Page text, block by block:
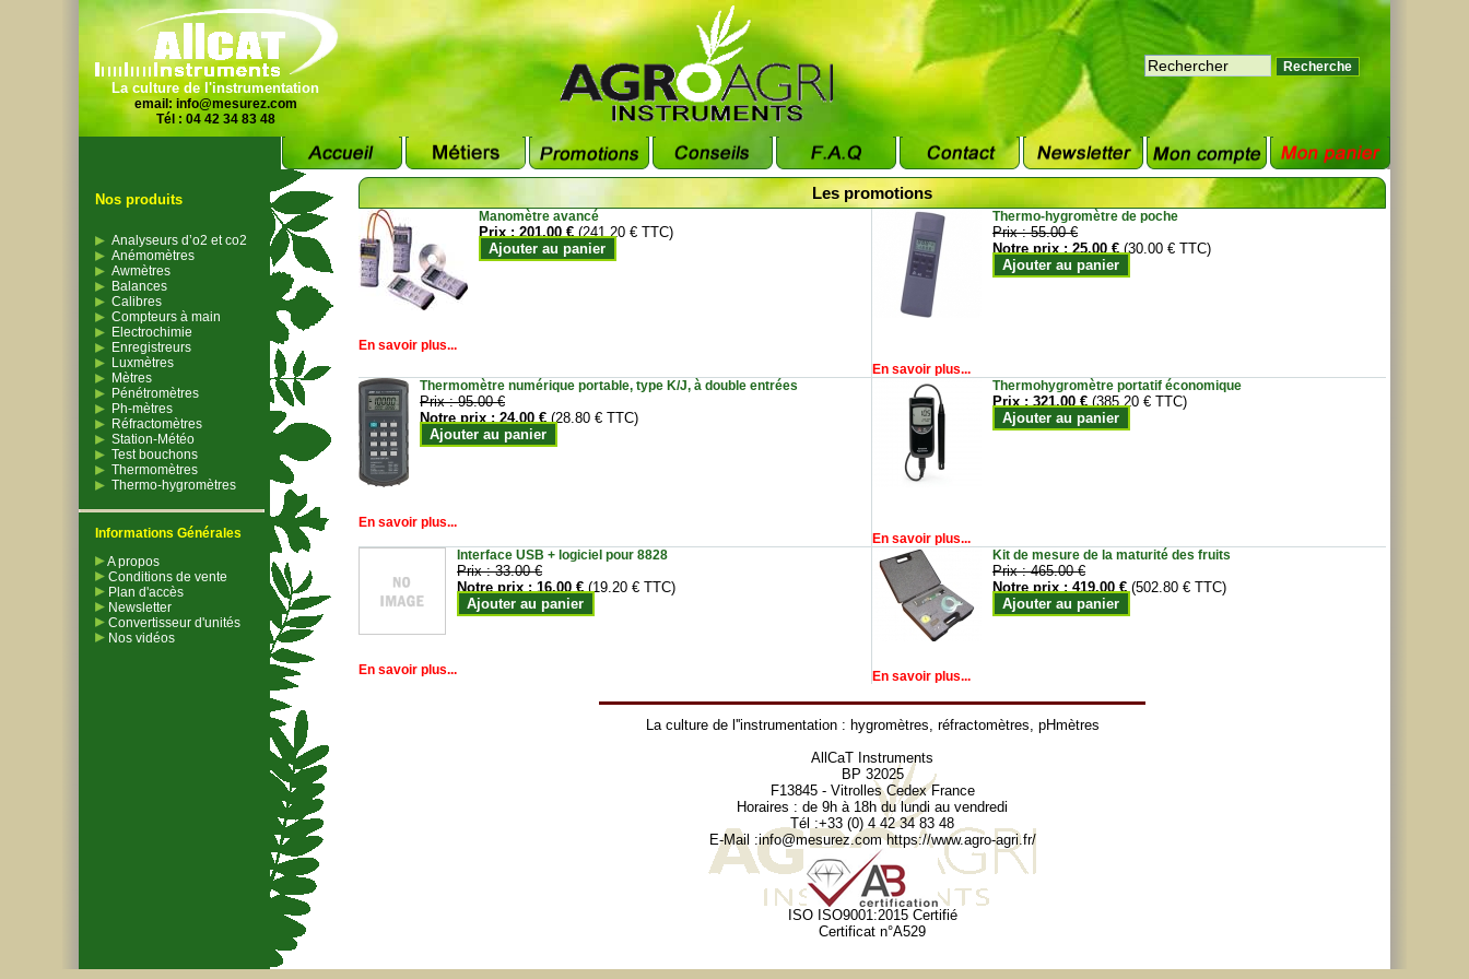
La culture de l'instrumentation
email: info@mesurez.com
Tél : 04 42 34 83 48
Nos produits
Analyseurs d’o2 et co2
Anémomètres
Awmètres
Balances
Calibres
Compteurs à main
Electrochimie
Enregistreurs
Luxmètres
Mètres
Pénétromètres
Ph-mètres
Réfractomètres
Station-Météo
Test bouchons
Thermomètres
Thermo-hygromètres
Informations Générales
A propos
Conditions de vente
Plan d'accès
Newsletter
Convertisseur d'unités
Nos vidéos
Les promotions
Manomètre avancé
Prix :201.00 € (241.20 € TTC)
Ajouter au panier
En savoir plus...
Thermo-hygromètre de poche
Prix :55.00 €
Notre prix :25.00 € (30.00 € TTC)
Ajouter au panier
En savoir plus...
Thermomètre numérique portable, type K/J, à double entrées
Prix :95.00 €
Notre prix :24.00 € (28.80 € TTC)
Ajouter au panier
En savoir plus...
Thermohygromètre portatif économique
Prix :321.00 € (385.20 € TTC)
Ajouter au panier
En savoir plus...
Interface USB + logiciel pour 8828
Prix :33.00 €
Notre prix :16.00 € (19.20 € TTC)
Ajouter au panier
En savoir plus...
Kit de mesure de la maturité des fruits
Prix :465.00 €
Notre prix :419.00 € (502.80 € TTC)
Ajouter au panier
En savoir plus...
La culture de l''instrumentation : hygromètres, réfractomètres, pHmètres
AllCaT Instruments
BP 32025
F13845 - Vitrolles Cedex France
Horaires : de 9h à 18h du lundi au vendredi
Tél :+33 (0) 4 42 34 83 48
E-Mail :info@mesurez.com https://www.agro-agri.fr/
ISO ISO9001:2015 Certifié
Certificat n°A529